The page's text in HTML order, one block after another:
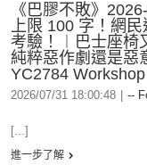
《巴膠不敗》
上限 100 字！網
考驗！︱巴士座椅
純粹惡作劇還是惡
YC2784 Workshop
2026/07/31 18:00:48 --
[...]
進一步了解